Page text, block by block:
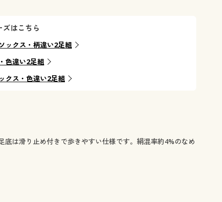
はこちら
ックス・柄違い2足組
色違い2足組
クス・色違い2足組
は滑り止め付きで歩きやすい仕様です。絹混率約4%のなめ